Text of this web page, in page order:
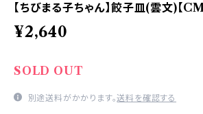
【ちびまる子ちゃん】餃子皿(雲文)【
¥2,640
SOLD OUT
別途送料がかかります。送料を確認する